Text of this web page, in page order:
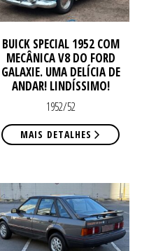
BUICK SPECIAL 1952 COM
MECÂNICA V8 DO FORD
GALAXIE. UMA DELÍCIA DE
ANDAR! LINDÍSSIMO!
1952/52
MAIS DETALHES